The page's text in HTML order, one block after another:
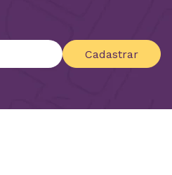
Cadastrar